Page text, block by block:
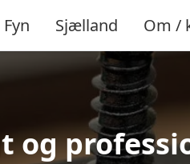
Fyn Sjælland Om /
og